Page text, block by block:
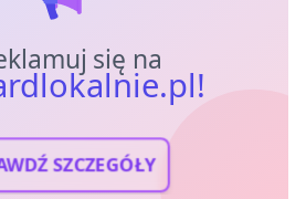
się na
SZCZEGÓŁY